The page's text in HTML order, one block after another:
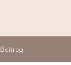
Beitrag